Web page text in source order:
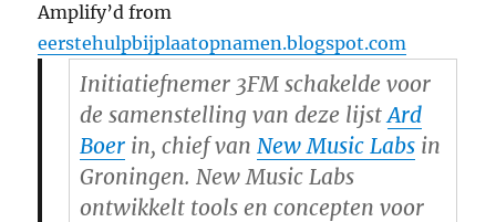
Amplify’d from
eerstehulpbijplaatopnamen.blogspot.com
Initiatiefnemer 3FM schakelde voor
de samenstelling van deze lijstArd
Boerin, chiefvan New Music Labsin
Groningen. New Music Labs
ontwikkelt toolsen concepten voor